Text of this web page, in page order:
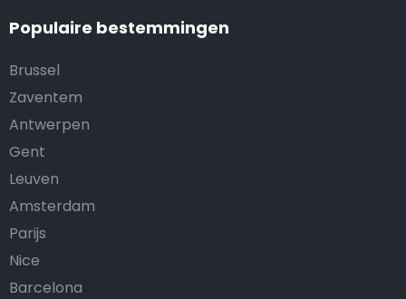
Populaire bestemmingen
Brussel
Zaventem
Antwerpen
Gent
Leuven
Amsterdam
Parijs
Nice
Barcelona